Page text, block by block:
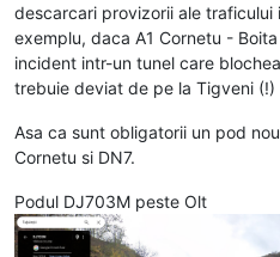
descarcari provizorii ale traficului
exemplu, daca A1 Cornetu -
incident intr-un tunel care
trebuie deviat de pe la Tigveni (!)
Asa ca sunt obligatorii un pod
Cornetu si DN7.
Podul DJ703M peste Olt